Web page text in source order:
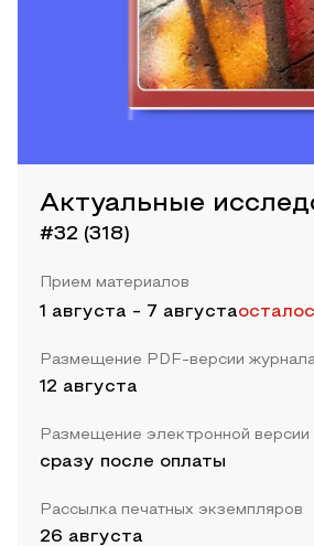
Актуальные
#32 (318)
Прием материалов
1 августа - 7 августа
Размещение PDF-версии
12 августа
Размещение электронной версии
сразу после оплаты
Рассылка печатных экземпляров
26 августа